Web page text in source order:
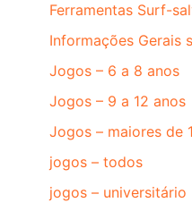
Ferramentas Surf-
Informações Gerais
Jogos – 6 a 8 anos
Jogos – 9 a 12 anos
Jogos – maiores de
jogos – todos
jogos – universitário